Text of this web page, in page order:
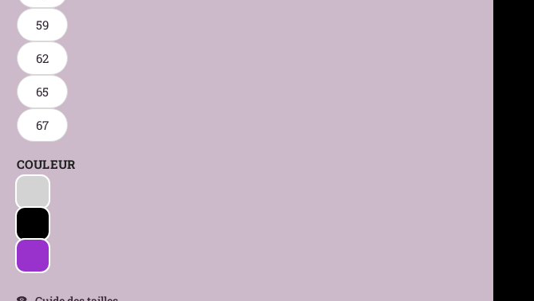
59
62
65
67
COULEUR